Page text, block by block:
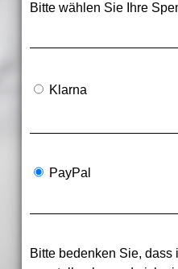
Bitte wählen Sie Ihre
Klarna
PayPal
Bitte bedenken Sie,